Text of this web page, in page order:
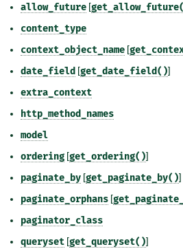
allow_future [
content_type
context_object_name [
date_field [get_date_field()]
extra_context
http_method_names
model
ordering [get_ordering()]
paginate_by [get_paginate_by()]
paginate_orphans [
paginator_class
queryset [get_queryset()]